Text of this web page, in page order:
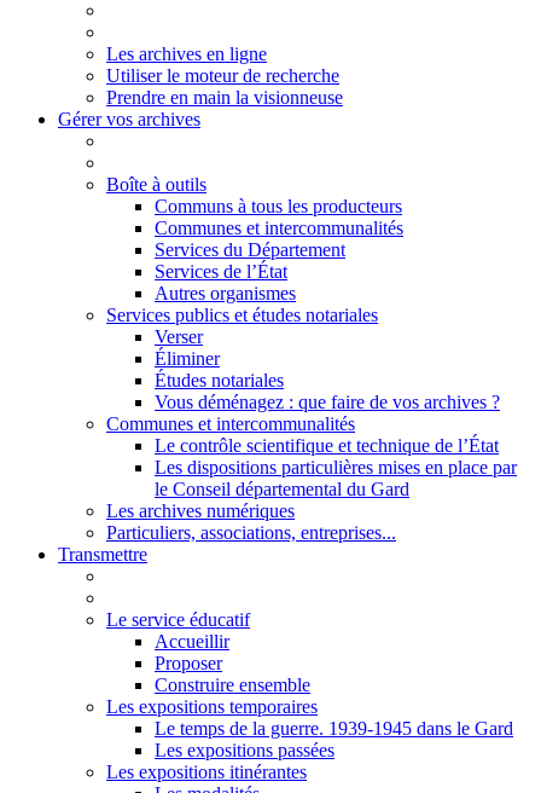
Les archives en ligne
Utiliser le moteur de recherche
Prendre en main la visionneuse
Gérer vos archives
Boîte à outils
Communs à tous les producteurs
Communes et intercommunalités
Services du Département
Services de l’État
Autres organismes
Services publics et études notariales
Verser
Éliminer
Études notariales
Vous déménagez : que faire de vos archives ?
Communes et intercommunalités
Le contrôle scientifique et technique de l’État
Les dispositions particulières mises en place par
le Conseil départemental du Gard
Les archives numériques
Particuliers, associations, entreprises...
Transmettre
Le service éducatif
Accueillir
Proposer
Construire ensemble
Les expositions temporaires
Le temps de la guerre. 1939-1945 dans le Gard
Les expositions passées
Les expositions itinérantes